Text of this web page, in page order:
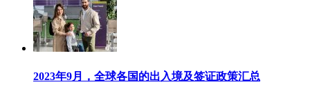
2023年9月，全球各国的出入境及签证政策汇总